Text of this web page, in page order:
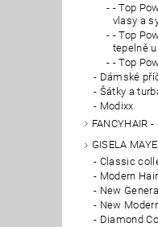
- Top
vlasy a
- Top
tepelně
- Top
Dámské
Šátky a
Modixx
FANCYHAIR
GISELA
Classic
Modern Hair
New
New
Diamond